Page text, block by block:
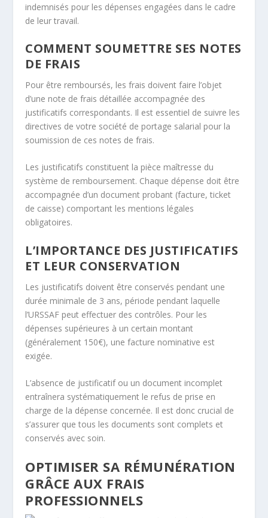
indemnisés pour les dépenses engagées dans le cadre
de leur travail.
COMMENT SOUMETTRE SES NOTES
DE FRAIS
Pour être remboursés, les frais doivent faire l’objet
d’une note de frais détaillée accompagnée des
justificatifs correspondants. Il est essentiel de suivre les
directives de votre société de portage salarial pour la
soumission de ces notes de frais.
Les justificatifs constituent la pièce maîtresse du
système de remboursement. Chaque dépense doit être
accompagnée d’un document probant (facture, ticket
de caisse) comportant les mentions légales
obligatoires.
L’IMPORTANCE DES JUSTIFICATIFS
ET LEUR CONSERVATION
Les justificatifs doivent être conservés pendant une
durée minimale de 3 ans, période pendant laquelle
l’URSSAF peut effectuer des contrôles. Pour les
dépenses supérieures à un certain montant
(généralement 150€), une facture nominative est
exigée.
L’absence de justificatif ou un document incomplet
entraînera systématiquement le refus de prise en
charge de la dépense concernée. Il est donc crucial de
s’assurer que tous les documents sont complets et
conservés avec soin.
OPTIMISER SA RÉMUNÉRATION
GRÂCE AUX FRAIS
PROFESSIONNELS